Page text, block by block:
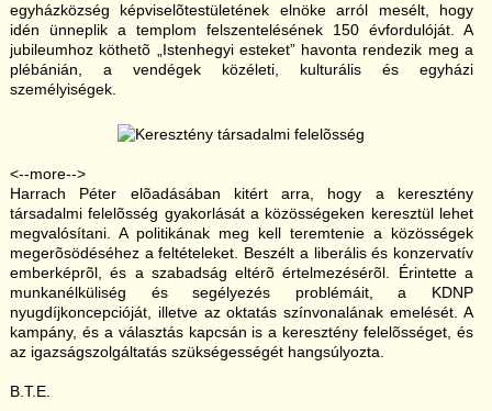
egyházközség képviselõtestületének elnöke arról mesélt, hogy
idén ünneplik a templom felszentelésének 150 évfordulóját. A
jubileumhoz köthetõ „Istenhegyi esteket” havonta rendezik meg a
plébánián, a vendégek közéleti, kulturális és egyházi
személyiségek.
<--more-->
Harrach Péter elõadásában kitért arra, hogy a keresztény
társadalmi felelõsség gyakorlását a közösségeken keresztül lehet
megvalósítani. A politikának meg kell teremtenie a közösségek
megerõsödéséhez a feltételeket. Beszélt a liberális és konzervatív
emberképrõl, és a szabadság eltérõ értelmezésérõl. Érintette a
munkanélküliség és segélyezés problémáit, a KDNP
nyugdíjkoncepcióját, illetve az oktatás színvonalának emelését. A
kampány, és a választás kapcsán is a keresztény felelõsséget, és
az igazságszolgáltatás szükségességét hangsúlyozta.
B.T.E.